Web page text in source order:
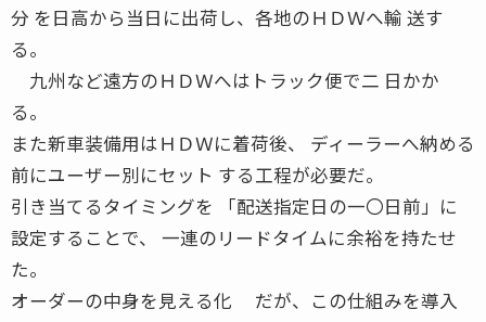
分 を日高から当日に出荷し、各地のＨＤＷへ輸 送す
る。
九州など遠方のＨＤＷへはトラック便で二 日かか
る。
また新車装備用はＨＤＷに着荷後、 ディーラーへ納める
前にユーザー別にセット する工程が必要だ。
引き当てるタイミングを 「配送指定日の一〇日前」に
設定することで、 一連のリードタイムに余裕を持たせ
た。
オーダーの中身を見える化 だが、この仕組みを導入